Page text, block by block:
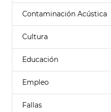
Contaminación Acústica
Cultura
Educación
Empleo
Fallas